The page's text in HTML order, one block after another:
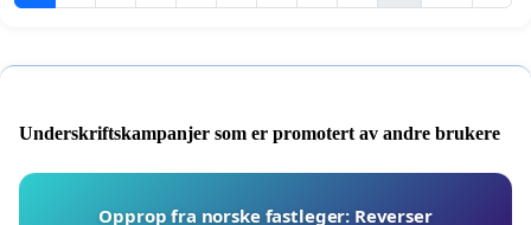
Underskriftskampanjer som er promotert av andre brukere
Opprop fra norske fastleger: Reverser